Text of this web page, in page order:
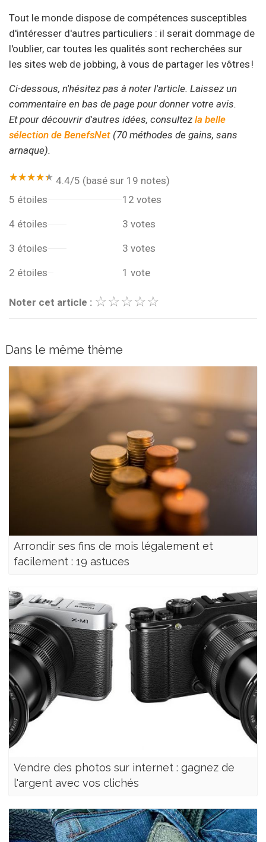
Tout le monde dispose de compétences susceptibles
d'intéresser d'autres particuliers : il serait dommage de
l'oublier, car toutes les qualités sont recherchées sur
les sites web de jobbing, à vous de partager les vôtres !
Ci-dessous, n'hésitez pas à noter l'article. Laissez un
commentaire en bas de page pour donner votre avis.
Et pour découvrir d'autres idées, consultez la belle
sélection de BenefsNet (70 méthodes de gains, sans
arnaque).
★★★★★
★★★★★ 4.4/5 (basé sur 19 notes)
5 étoiles
12 votes
4 étoiles 3 votes
3 étoiles 3 votes
2 étoiles 1 vote
Noter cet article : ☆☆☆☆☆
★★★★★
Dans le même thème
Arrondir ses fins de mois légalement et
facilement : 19 astuces
Vendre des photos sur internet : gagnez de
l'argent avec vos clichés